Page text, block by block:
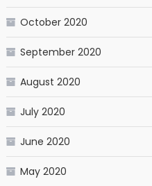
October 2020
September 2020
August 2020
July 2020
June 2020
May 2020